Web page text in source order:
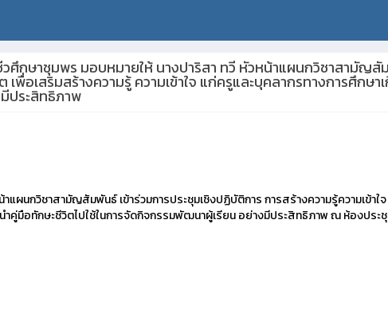
กษาชุมพร มอบหมายให้ นางปาริสา ทวี หัวหน้าแผนกวิชาสามัญสั
พื่อเสริมสร้างความรู้ ความเข้าใจ แก่ครูและบุคลากรทางการศึกษา
ประสิทธิภาพ
นกวิชาสามัญสัมพันธ์ เข้าร่วมการประชุมเชิงปฏิบัติการ การสร้างความรู้ความเข้าใ
ำคู่มือทักษะชีวิตไปใช้ในการจัดกิจกรรมพัฒนาผู้เรียน อย่างมีประสิทธิภาพ ณ ห้องประ